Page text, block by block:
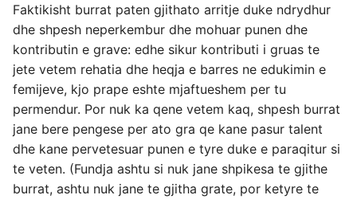
Faktikisht burrat paten gjithato arritje duke ndrydhur
dhe shpesh neperkembur dhe mohuar punen dhe
kontributin e grave: edhe sikur kontributi i gruas te
jete vetem rehatia dhe heqja e barres ne edukimin e
femijeve, kjo prape eshte mjaftueshem per tu
permendur. Por nuk ka qene vetem kaq, shpesh burrat
jane bere pengese per ato gra qe kane pasur talent
dhe kane pervetesuar punen e tyre duke e paraqitur si
te veten. (Fundja ashtu si nuk jane shpikesa te gjithe
burrat, ashtu nuk jane te gjitha grate, por ketyre te